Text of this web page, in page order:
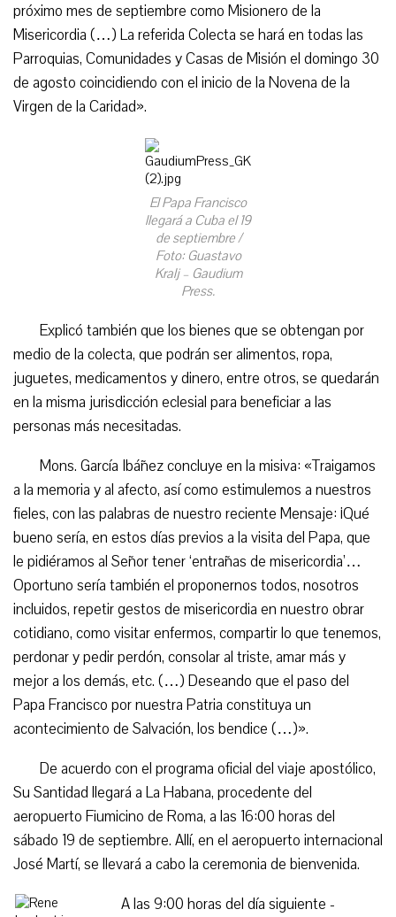
próximo mes de septiembre como Misionero de la
Misericordia (…) La referida Colecta se hará en todas las
Parroquias, Comunidades y Casas de Misión el domingo 30
de agosto coincidiendo con el inicio de la Novena de la
Virgen de la Caridad».
El Papa Francisco
llegará a Cuba el 19
de septiembre /
Foto: Guastavo
Kralj – Gaudium
Press.
Explicó también que los bienes que se obtengan por
medio de la colecta, que podrán ser alimentos, ropa,
juguetes, medicamentos y dinero, entre otros, se quedarán
en la misma jurisdicción eclesial para beneficiar a las
personas más necesitadas.
Mons. García Ibáñez concluye en la misiva: «Traigamos
a la memoria y al afecto, así como estimulemos a nuestros
fieles, con las palabras de nuestro reciente Mensaje: ¡Qué
bueno sería, en estos días previos a la visita del Papa, que
le pidiéramos al Señor tener ‘entrañas de misericordia’…
Oportuno sería también el proponernos todos, nosotros
incluidos, repetir gestos de misericordia en nuestro obrar
cotidiano, como visitar enfermos, compartir lo que tenemos,
perdonar y pedir perdón, consolar al triste, amar más y
mejor a los demás, etc. (…) Deseando que el paso del
Papa Francisco por nuestra Patria constituya un
acontecimiento de Salvación, los bendice (…)».
De acuerdo con el programa oficial del viaje apostólico,
Su Santidad llegará a La Habana, procedente del
aeropuerto Fiumicino de Roma, a las 16:00 horas del
sábado 19 de septiembre. Allí, en el aeropuerto internacional
José Martí, se llevará a cabo la ceremonia de bienvenida.
A las 9:00 horas del día siguiente -